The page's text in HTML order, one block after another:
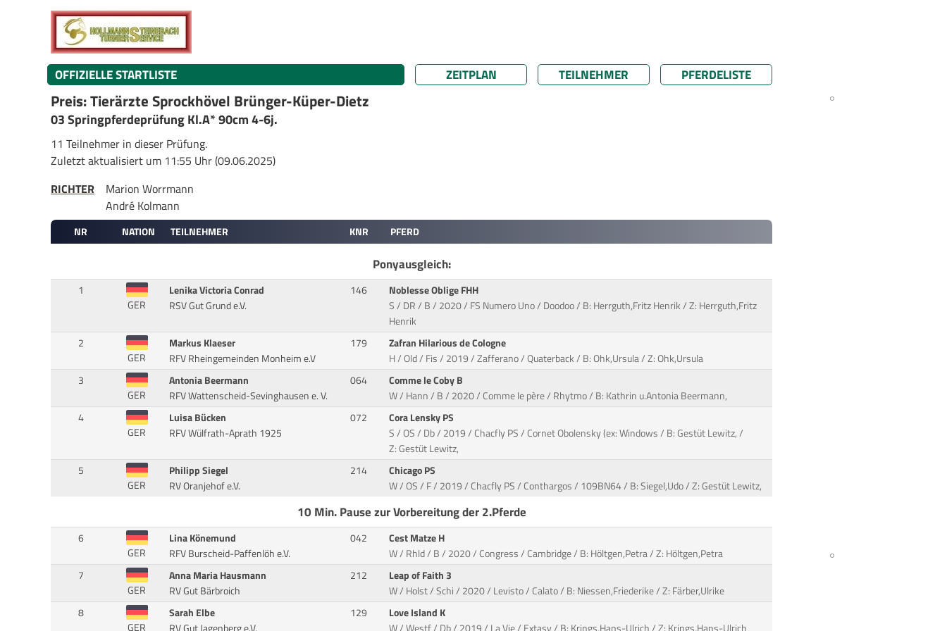
OFFIZIELLE STARTLISTE ZEITPLAN TEILNEHMER PFERDELISTE
Preis: Tierärzte Sprockhövel Brünger-Küper-Dietz
03 Springpferdeprüfung Kl.A* 90cm 4-6j.
11 Teilnehmer in dieser Prüfung.
Zuletzt aktualisiert um 11:55 Uhr (09.06.2025)
RICHTER
Marion Worrmann
André Kolmann
NR NATION TEILNEHMER KNR PFERD
Ponyausgleich:
1
GER
Lenika Victoria Conrad
RSV Gut Grund e.V.
146
Noblesse Oblige FHH
S / DR / B / 2020 / FS Numero Uno / Doodoo / B: Herrguth,Fritz Henrik / Z: Herrguth,Fritz
Henrik
2
GER
Markus Klaeser
RFV Rheingemeinden Monheim e.V
179
Zafran Hilarious de Cologne
H / Old / Fis / 2019 / Zafferano / Quaterback / B: Ohk,Ursula / Z: Ohk,Ursula
3
GER
Antonia Beermann
RFV Wattenscheid-Sevinghausen e. V.
064
Comme le Coby B
W / Hann / B / 2020 / Comme le père / Rhytmo / B: Kathrin u.Antonia Beermann,
4
GER
Luisa Bücken
RFV Wülfrath-Aprath 1925
072
Cora Lensky PS
S / OS / Db / 2019 / Chacfly PS / Cornet Obolensky (ex: Windows / B: Gestüt Lewitz, /
Z: Gestüt Lewitz,
5
GER
Philipp Siegel
RV Oranjehof e.V.
214
Chicago PS
W / OS / F / 2019 / Chacfly PS / Conthargos / 109BN64 / B: Siegel,Udo / Z: Gestüt Lewitz,
10 Min. Pause zur Vorbereitung der 2.Pferde
6
GER
Lina Könemund
RFV Burscheid-Paffenlöh e.V.
042
Cest Matze H
W / Rhld / B / 2020 / Congress / Cambridge / B: Höltgen,Petra / Z: Höltgen,Petra
7
GER
Anna Maria Hausmann
RV Gut Bärbroich
212
Leap of Faith 3
W / Holst / Schi / 2020 / Levisto / Calato / B: Niessen,Friederike / Z: Färber,Ulrike
8
GER
Sarah Elbe
129
Love Island K